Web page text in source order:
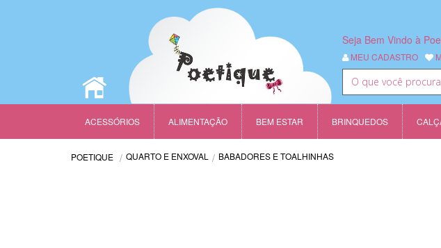
Seja Bem Vindo à
MEU CADASTRO
ACESSÓRIOS ALIMENTAÇÃO BEM ESTAR BRINQUEDOS
POETIQUE QUARTO E ENXOVAL BABADORES E TOALHINHAS